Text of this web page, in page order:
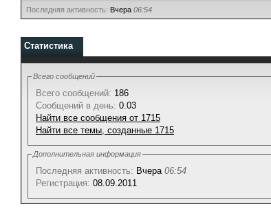
Последняя активность: Вчера 06:54
Статистика
Всего сообщений
Всего сообщений: 186
Сообщений в день: 0.03
Найти все сообщения от 1715
Найти все темы, созданные 1715
Дополнительная информация
Последняя активность: Вчера 06:54
Регистрация: 08.09.2011